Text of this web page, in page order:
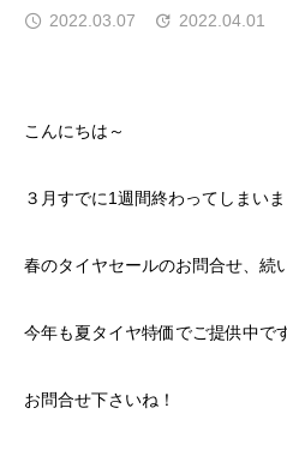
2022.03.07 2022.04.01
こんにちは～
３月すでに1週間終わってしまい
春のタイヤセールのお問合せ、続
今年も夏タイヤ特価でご提供中で
お問合せ下さいね！